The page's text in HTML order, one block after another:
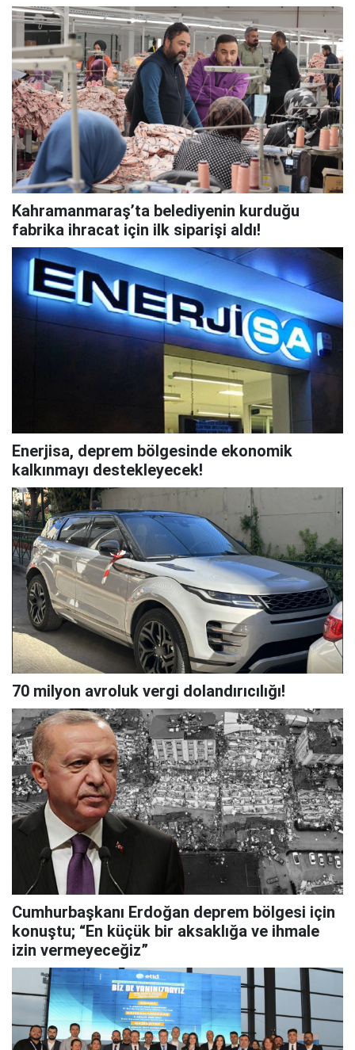
Kahramanmaraş’ta belediyenin kurduğu
fabrika ihracat için ilk siparişi aldı!
Enerjisa, deprem bölgesinde ekonomik
kalkınmayı destekleyecek!
70 milyon avroluk vergi dolandırıcılığı!
Cumhurbaşkanı Erdoğan deprem bölgesi için
konuştu; “En küçük bir aksaklığa ve ihmale
izin vermeyeceğiz”